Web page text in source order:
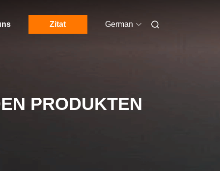
Zitat German
PRODUKTEN